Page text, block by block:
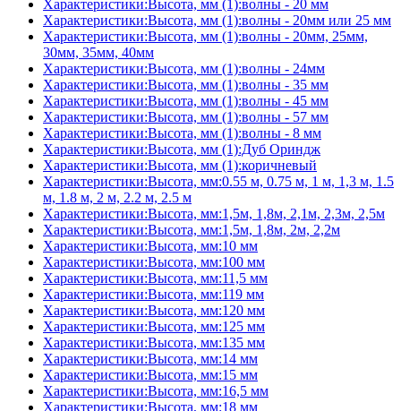
Характеристики:Высота, мм (1):волны - 20 мм
Характеристики:Высота, мм (1):волны - 20мм или 25 мм
Характеристики:Высота, мм (1):волны - 20мм, 25мм,
30мм, 35мм, 40мм
Характеристики:Высота, мм (1):волны - 24мм
Характеристики:Высота, мм (1):волны - 35 мм
Характеристики:Высота, мм (1):волны - 45 мм
Характеристики:Высота, мм (1):волны - 57 мм
Характеристики:Высота, мм (1):волны - 8 мм
Характеристики:Высота, мм (1):Дуб Ориндж
Характеристики:Высота, мм (1):коричневый
Характеристики:Высота, мм:0.55 м, 0.75 м, 1 м, 1,3 м, 1.5
м, 1.8 м, 2 м, 2.2 м, 2.5 м
Характеристики:Высота, мм:1,5м, 1,8м, 2,1м, 2,3м, 2,5м
Характеристики:Высота, мм:1,5м, 1,8м, 2м, 2,2м
Характеристики:Высота, мм:10 мм
Характеристики:Высота, мм:100 мм
Характеристики:Высота, мм:11,5 мм
Характеристики:Высота, мм:119 мм
Характеристики:Высота, мм:120 мм
Характеристики:Высота, мм:125 мм
Характеристики:Высота, мм:135 мм
Характеристики:Высота, мм:14 мм
Характеристики:Высота, мм:15 мм
Характеристики:Высота, мм:16,5 мм
Характеристики:Высота, мм:18 мм